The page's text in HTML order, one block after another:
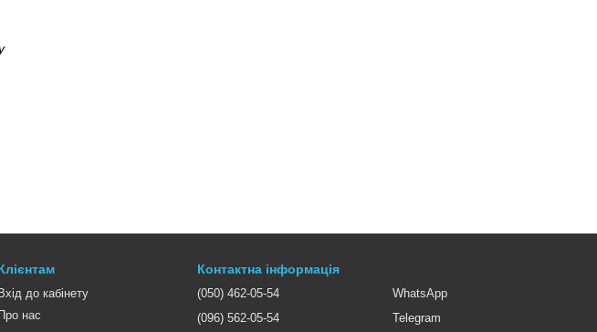
Вхід до кабінету
Про нас
Контактна інформація
(050) 462-05-54
(096) 562-05-54
WhatsApp
Telegram